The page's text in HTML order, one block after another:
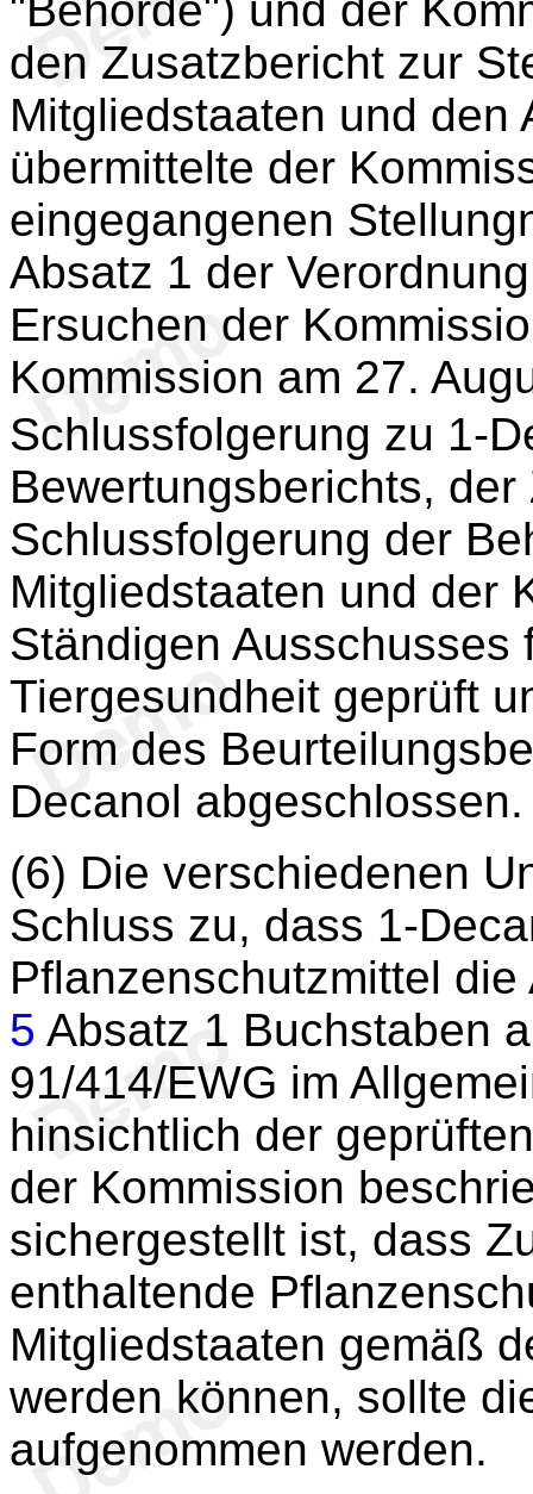
den Zusatzbericht zur
Mitgliedstaaten und den
übermittelte der
eingegangenen
Absatz 1 der
Ersuchen der
Kommission am 27.
Schlussfolgerung zu 1-
Bewertungsberichts,
Schlussfolgerung der
Mitgliedstaaten und der
Ständigen
Tiergesundheit geprüft
Form des
Decanol abgeschlossen.
(6) Die verschiedenen
Schluss zu, dass 1-
Pflanzenschutzmittel
5 Absatz 1 Buchstaben
91/414/EWG im
hinsichtlich der
der Kommission
sichergestellt ist, dass
enthaltende
Mitgliedstaaten gemäß
werden können, sollte
aufgenommen werden.